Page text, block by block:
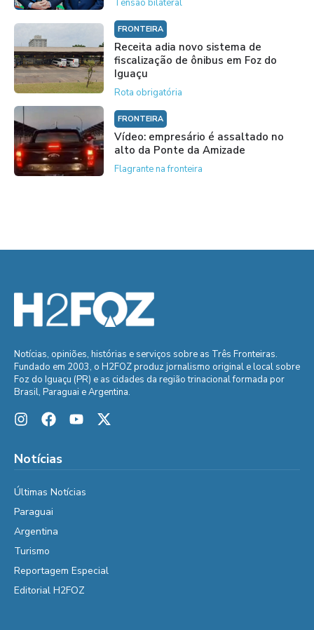
Tensão bilateral
FRONTEIRA
Receita adia novo sistema de
fiscalização de ônibus em Foz do
Iguaçu
Rota obrigatória
FRONTEIRA
Vídeo: empresário é assaltado no
alto da Ponte da Amizade
Flagrante na fronteira
Notícias, opiniões, histórias e serviços sobre as Três Fronteiras.
Fundado em 2003, o H2FOZ produz jornalismo original e local sobre
Foz do Iguaçu (PR) e as cidades da região trinacional formada por
Brasil, Paraguai e Argentina.
Notícias
Últimas Notícias
Paraguai
Argentina
Turismo
Reportagem Especial
Editorial H2FOZ